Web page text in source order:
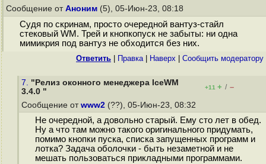
Сообщение от Аноним (5), 05-Июн-23, 08:18
Судя по скринам, просто очередной вантуз-стайл
стековый WM. Трей и кнопкопуск не забыты: ни одна
мимикрия под вантуз не обходится без них.
Ответить Правка| Наверх Cообщить модератору
7. "Релиз оконного менеджера IceWM
3.4.0 "
+11 + / –
Сообщение от www2 (??), 05-Июн-23, 08:32
Не очередной, а довольно старый. Ему сто лет в обед.
Ну а что там можно такого оригинального придумать,
помимо кнопки пуска, списка запущенных программ и
лотка? Задача оболочки - быть незаметной и не
мешать пользоваться прикладными программами.